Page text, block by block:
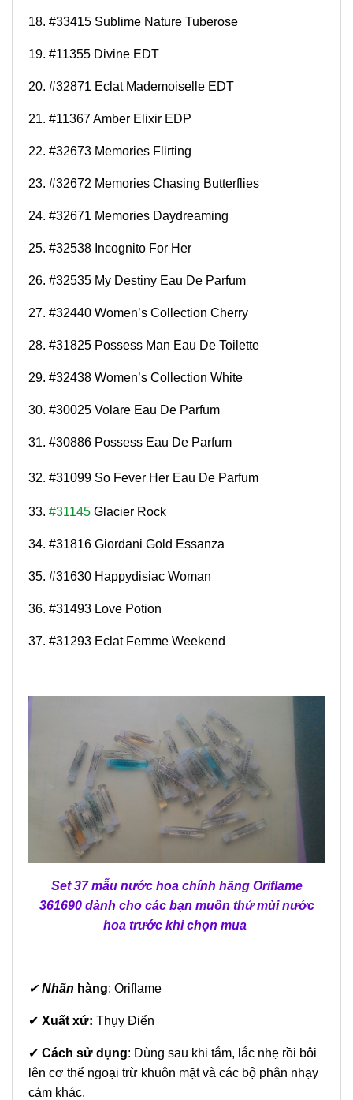
18. #33415 Sublime Nature Tuberose
19. #11355 Divine EDT
20. #32871 Eclat Mademoiselle EDT
21. #11367 Amber Elixir EDP
22. #32673 Memories Flirting
23. #32672 Memories Chasing Butterflies
24. #32671 Memories Daydreaming
25. #32538 Incognito For Her
26. #32535 My Destiny Eau De Parfum
27. #32440 Women’s Collection Cherry
28. #31825 Possess Man Eau De Toilette
29. #32438 Women’s Collection White
30. #30025 Volare Eau De Parfum
31. #30886 Possess Eau De Parfum
32. #31099 So Fever Her Eau De Parfum
33. #31145 Glacier Rock
34. #31816 Giordani Gold Essanza
35. #31630 Happydisiac Woman
36. #31493 Love Potion
37. #31293 Eclat Femme Weekend
Set 37 mẫu nước hoa chính hãng Oriflame
361690 dành cho các bạn muốn thử mùi nước
hoa trước khi chọn mua
✔Nhãn hàng: Oriflame
✔ Xuất xứ: Thụy Điển
✔ Cách sử dụng: Dùng sau khi tắm, lắc nhẹ rồi bôi
lên cơ thể ngoại trừ khuôn mặt và các bộ phận nhạy
cảm khác.